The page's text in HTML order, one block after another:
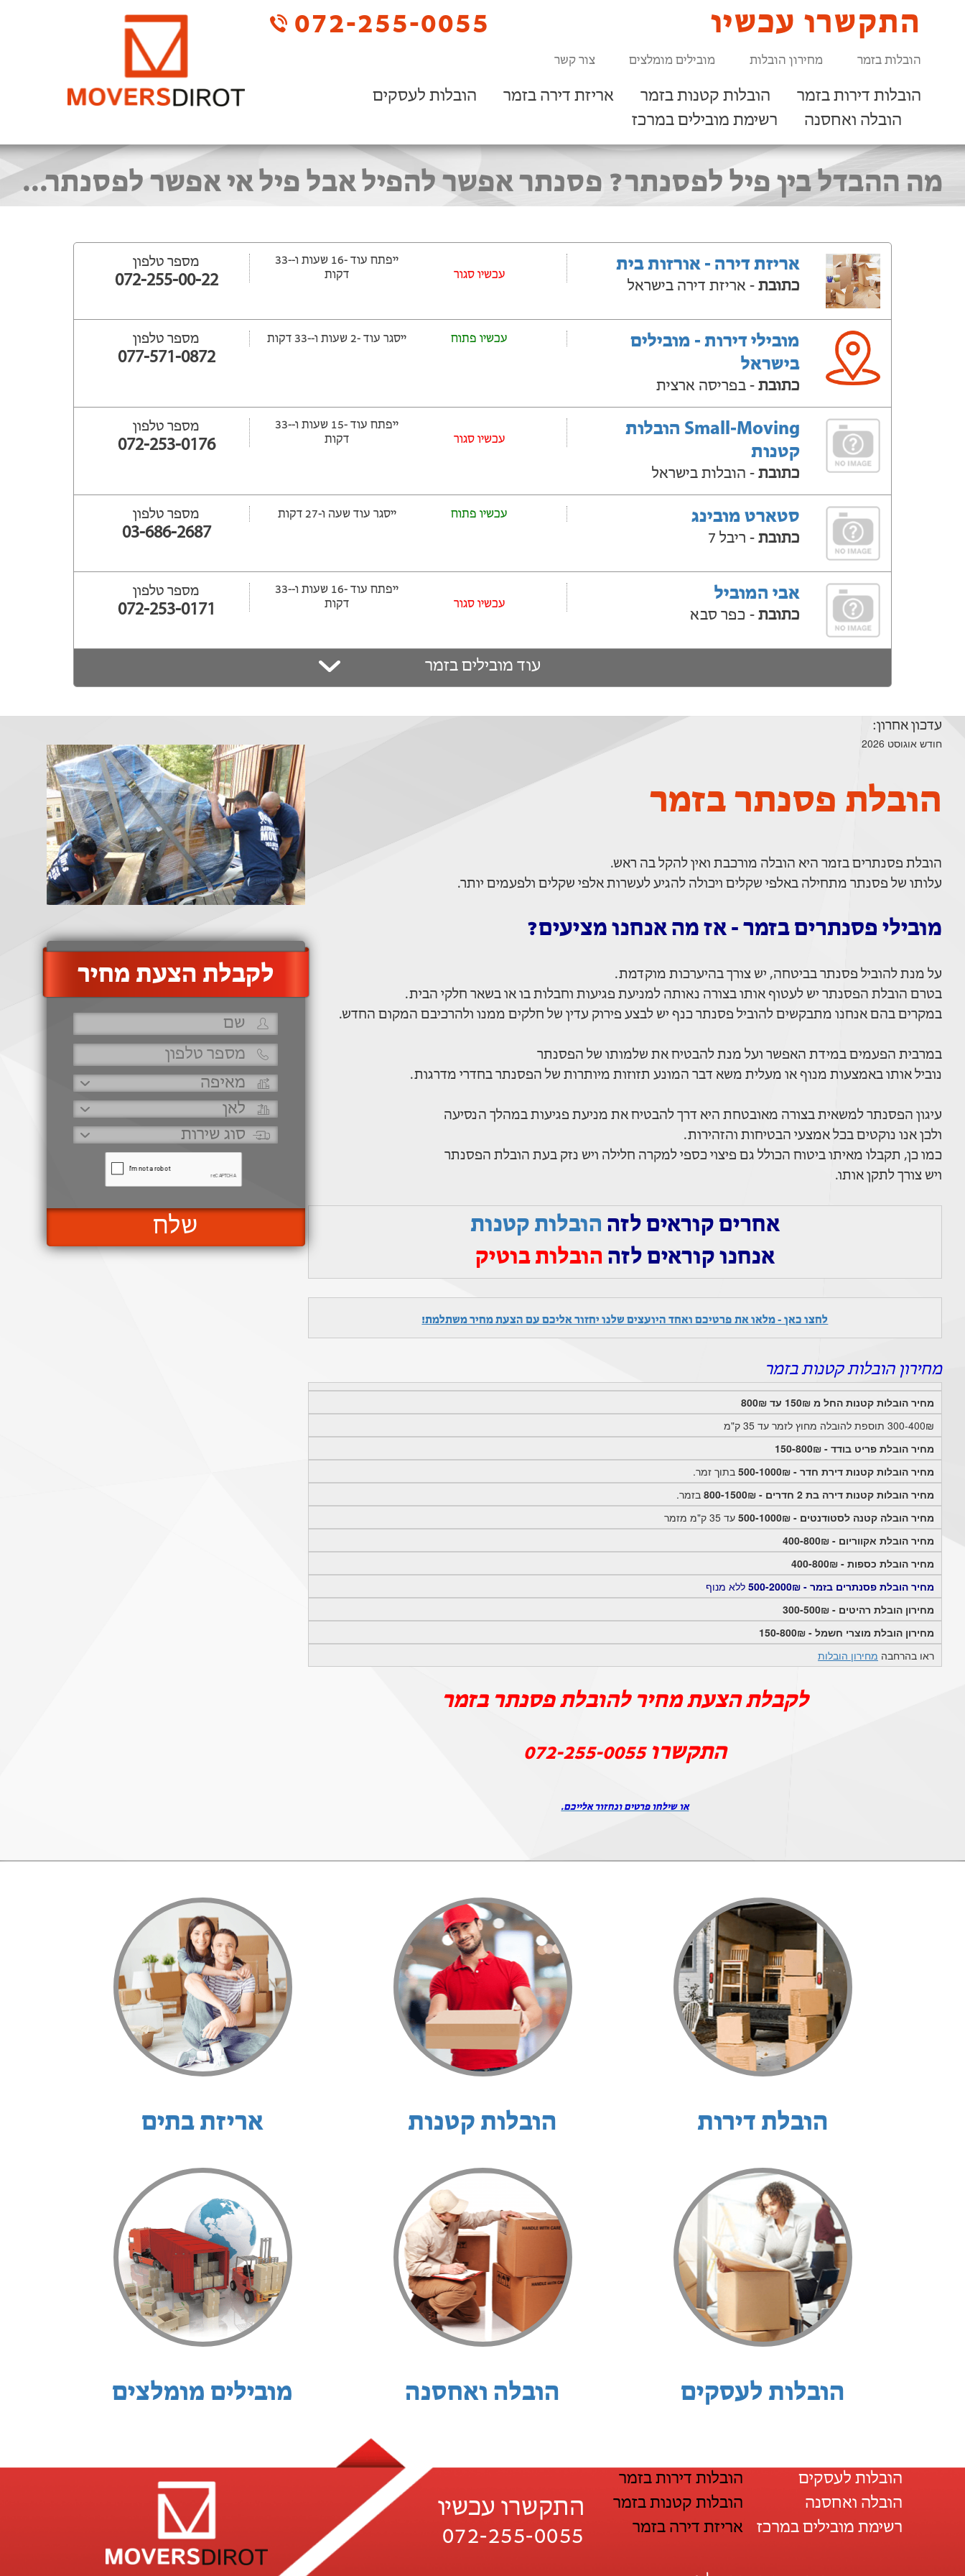
072-255-0055 התקשרו עכשיו
הובלות בזמר מחירון הובלות מובילים מומלצים צור קשר
הובלות דירות בזמר הובלות קטנות בזמר אריזת דירה בזמר
הובלות לעסקים
הובלה ואחסנה
רשימת מובילים במרכז
מה ההבדל בין פיל לפסנתר? פסנתר אפשר להפיל אבל פיל אי אפשר לפסנתר...
אריזת דירה - אורזות בית
כתובת - אריזת דירה בישראל
‫עכשיו סגור
ייפתח עוד -16 שעות ‫ו--33
דקות
מספר טלפון
072-255-00-22
מובילי דירות - מובילים
בישראל
כתובת - בפריסה ארצית
עכשיו פתוח ייסגר עוד -2 שעות ‫ו--33 דקות מספר טלפון
077-571-0872
Small-Moving הובלות
קטנות
כתובת - הובלות בישראל
‫עכשיו סגור
ייפתח עוד -15 שעות ‫ו--33
דקות
מספר טלפון
072-253-0176
סטארט מובינג
כתובת - ריבל 7
עכשיו פתוח ייסגר עוד שעה ‫ו-27 דקות מספר טלפון
03-686-2687
אבי המוביל
כתובת - כפר סבא
‫עכשיו סגור
ייפתח עוד -16 שעות ‫ו--33
דקות
מספר טלפון
072-253-0171
עוד מובילים בזמר
עדכון אחרון:
חודש אוגוסט 2026
הובלת פסנתר בזמר
הובלת פסנתרים בזמר היא הובלה מורכבת ואין להקל בה ראש.
עלותו של פסנתר מתחילה באלפי שקלים ויכולה להגיע לעשרות אלפי שקלים ולפעמים יותר.
מובילי פסנתרים בזמר - אז מה אנחנו מציעים?
על מנת להוביל פסנתר בביטחה, יש צורך בהיערכות מוקדמת.
בטרם הובלת הפסנתר יש לעטוף אותו בצורה נאותה למניעת פגיעות וחבלות בו או בשאר חלקי הבית.
במקרים בהם אנחנו מתבקשים להוביל פסנתר כנף יש לבצע פירוק עדין של חלקים ממנו ולהרכיבם המקום החדש.
במרבית הפעמים במידת האפשר ועל מנת להבטיח את שלמותו של הפסנתר
נוביל אותו באמצעות מנוף או מעלית משא דבר המונע תזוזות מיותרות של הפסנתר בחדרי מדרגות.
עיגון הפסנתר למשאית בצורה מאובטחת היא דרך להבטיח את מניעת פגיעות במהלך הנסיעה
ולכן אנו נוקטים בכל אמצעי הבטיחות והזהירות.
כמו כן, תקבלו מאיתו ביטוח הכולל גם פיצוי כספי למקרה חלילה ויש נזק בעת הובלת הפסנתר
ויש צורך לתקן אותו.
אחרים קוראים לזה הובלות קטנות
אנחנו קוראים לזה הובלות בוטיק
לחצו כאן - מלאו את פרטיכם ואחד היועצים שלנו יחזור אליכם עם הצעת מחיר משתלמת!
מחירון הובלות קטנות בזמר
מחיר הובלות קטנות החל מ 150₪ עד 800₪
300-400₪ תוספת להובלה מחוץ לזמר עד 35 ק"מ
מחיר הובלת פריט בודד - 150-800₪
מחיר הובלות קטנות דירת חדר - 500-1000₪
בתוך זמר.
מחיר הובלות קטנות דירה בת 2 חדרים - 800-1500₪
בזמר.
מחיר הובלה קטנה לסטודנטים - 500-1000₪
עד 35 ק"מ מזמר
מחיר הובלת אקווריום - 400-800₪
מחיר הובלת כספות - 400-800₪
מחיר הובלת פסנתרים בזמר - 500-2000₪
ללא מנוף
מחירון הובלת רהיטים - 300-500₪
מחירון הובלת מוצרי חשמל - 150-800₪
ראו בהרחבה מחירון הובלות
לקבלת הצעת מחיר להובלת פסנתר בזמר
התקשרו072-255-0055
או שילחו פרטים ונחזור אלייכם.
‫לקבלת הצעת מחיר
שלח
אריזת בתים הובלות קטנות הובלת דירות
מובילים מומלצים הובלה ואחסנה הובלות לעסקים
הובלות לעסקים
הובלה ואחסנה
רשימת מובילים במרכז
הובלות דירות בזמר
הובלות קטנות בזמר
אריזת דירה בזמר
התקשרו עכשיו
072-255-0055